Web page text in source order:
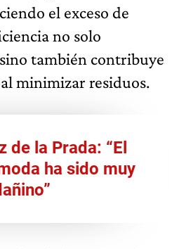
el exceso de
no solo
también contribuye
minimizar residuos.
de la Prada: “El
ha sido muy